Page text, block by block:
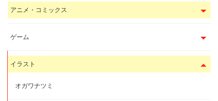
アニメ・コミックス
ゲーム
イラスト
オガワナツミ